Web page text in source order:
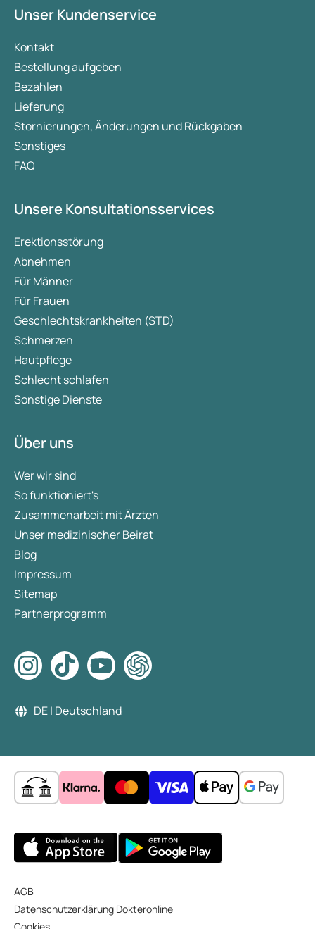
Unser Kundenservice
Kontakt
Bestellung aufgeben
Bezahlen
Lieferung
Stornierungen, Änderungen und Rückgaben
Sonstiges
FAQ
Unsere Konsultationsservices
Erektionsstörung
Abnehmen
Für Männer
Für Frauen
Geschlechtskrankheiten (STD)
Schmerzen
Hautpflege
Schlecht schlafen
Sonstige Dienste
Über uns
Wer wir sind
So funktioniert's
Zusammenarbeit mit Ärzten
Unser medizinischer Beirat
Blog
Impressum
Sitemap
Partnerprogramm
DE | Deutschland
AGB
Datenschutzerklärung Dokteronline